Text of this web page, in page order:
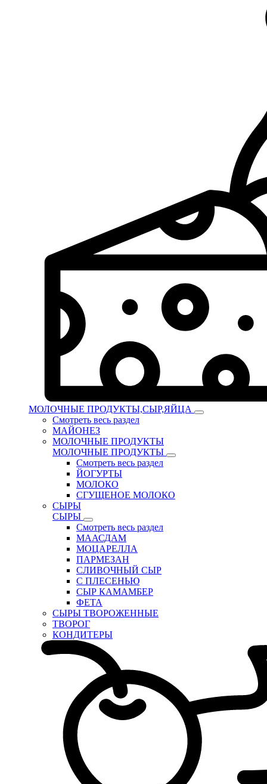
МОЛОЧНЫЕ ПРОДУКТЫ,СЫР,ЯЙЦА
Смотреть весь раздел
МАЙОНЕЗ
МОЛОЧНЫЕ ПРОДУКТЫ
МОЛОЧНЫЕ ПРОДУКТЫ
Смотреть весь раздел
ЙОГУРТЫ
МОЛОКО
СГУЩЕНОЕ МОЛОКО
СЫРЫ
СЫРЫ
Смотреть весь раздел
МААСДАМ
МОЦАРЕЛЛА
ПАРМЕЗАН
СЛИВОЧНЫЙ СЫР
С ПЛЕСЕНЬЮ
СЫР КАМАМБЕР
ФЕТА
СЫРЫ ТВОРОЖЕННЫЕ
ТВОРОГ
КОНДИТЕРЫ